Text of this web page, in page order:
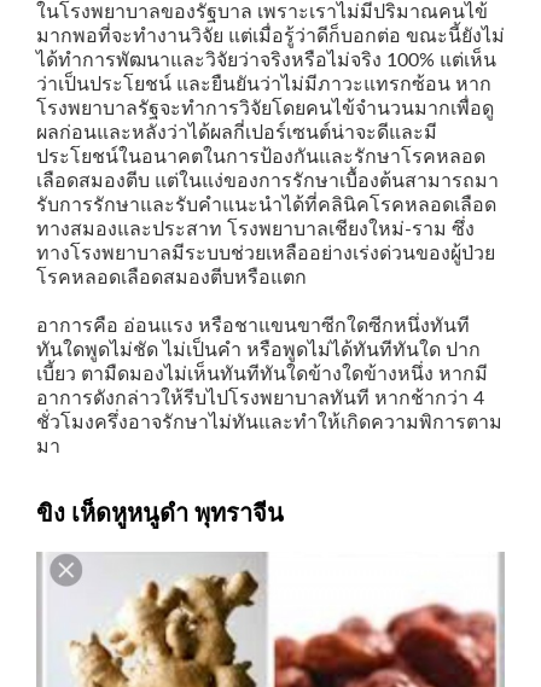
ในโรงพยาบาลของรัฐบาล เพราะเราไม่มีปริมาณคนไข้
มากพอที่จะทำงานวิจัย แต่เมื่อรู้ว่าดีก็บอกต่อ ขณะนี้ยังไม่
ได้ทำการพัฒนาและวิจัยว่าจริงหรือไม่จริง 100% แต่เห็น
ว่าเป็นประโยชน์ และยืนยันว่าไม่มีภาวะแทรกซ้อน หาก
โรงพยาบาลรัฐจะทำการวิจัยโดยคนไข้จำนวนมากเพื่อดู
ผลก่อนและหลังว่าได้ผลกี่เปอร์เซนต์น่าจะดีและมี
ประโยชน์ในอนาคตในการป้องกันและรักษาโรคหลอด
เลือดสมองตีบ แต่ในแง่ของการรักษาเบื้องต้นสามารถมา
รับการรักษาและรับคำแนะนำได้ที่คลินิคโรคหลอดเลือด
ทางสมองและประสาท โรงพยาบาลเชียงใหม่-ราม ซึ่ง
ทางโรงพยาบาลมีระบบช่วยเหลืออย่างเร่งด่วนของผู้ป่วย
โรคหลอดเลือดสมองตีบหรือแตก
อาการคือ อ่อนแรง หรือชาแขนขาซีกใดซีกหนึ่งทันที
ทันใดพูดไม่ชัด ไม่เป็นคำ หรือพูดไม่ได้ทันทีทันใด ปาก
เบี้ยว ตามืดมองไม่เห็นทันทีทันใดข้างใดข้างหนึ่ง หากมี
อาการดังกล่าวให้รีบไปโรงพยาบาลทันที หากช้ากว่า 4
ชั่วโมงครึ่งอาจรักษาไม่ทันและทำให้เกิดความพิการตาม
มา
ขิง เห็ดหูหนูดำ พุทราจีน